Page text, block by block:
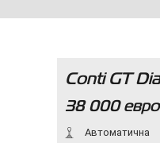
Conti GT
38 000 евро
Автоматична